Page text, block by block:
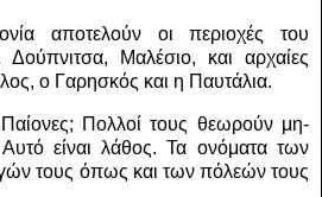
αποτελούν οι περιοχές του
Δούπνιτσα, Μαλέσιο, και αρχαίες
ο Γαρησκός και η Παυτάλια.
Πολλοί τους θεωρούν μη-
Αυτό είναι λάθος. Τα ονόματα των
τους όπως και των πόλεών τους